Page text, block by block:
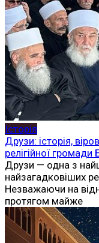
Історія
Друзи: історія,
релігійної
Друзи — одна з
найзагадковіших
Незважаючи на
протягом майже